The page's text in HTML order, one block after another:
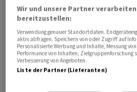
in Paris an.
«Das war ein Schlag in die
Team», sagte Blue-Origin-
Konferenz mit Blick auf ​die
vom Typ «New ​Glenn», die am 28.
Wir und unsere Partner
bereitzustellen:
Verwendung genauer Standortdaten.
aktiv abfragen. Speichern von oder Zugriff auf
Personalisierte Werbung und Inhalte, Messung
Performance von Inhalten, Zielgruppenforschung
Verbesserung von Angeboten.
Liste der Partner (Lieferanten)